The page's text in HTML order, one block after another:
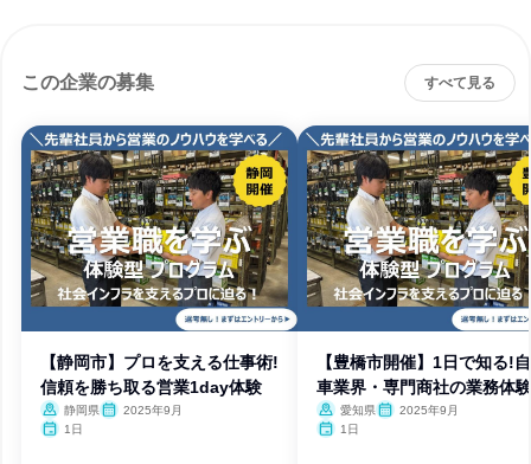
この企業の募集 すべて見る
【静岡市】プロを支える仕事術!
信頼を勝ち取る営業1day体験
静岡県
2025年9月
1日
【豊橋市開催】1日で知る!
車業界・専門商社の業務体験
愛知県
2025年9月
1日